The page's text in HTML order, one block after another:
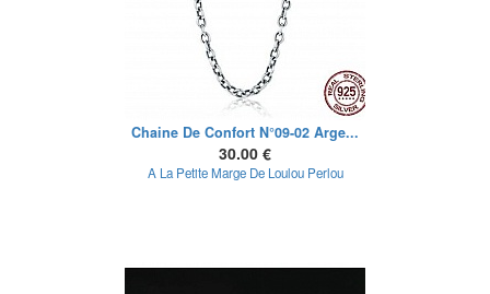
Chaine De Confort N°09-02 Arge...
30.00 €
A La Petite Marge De Loulou Perlou